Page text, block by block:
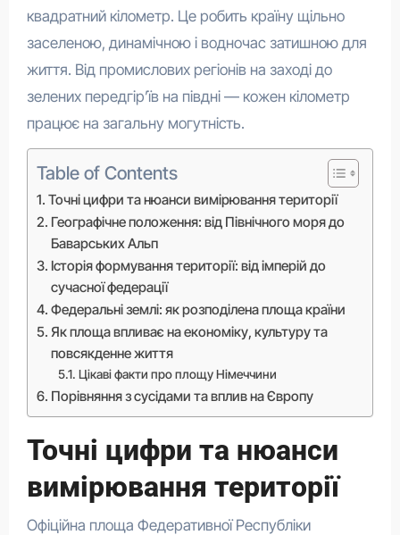
квадратний кілометр. Це робить країну щільно
заселеною, динамічною і водночас затишною для
життя. Від промислових регіонів на заході до
зелених передгір’їв на півдні — кожен кілометр
працює на загальну могутність.
Table of Contents
Точні цифри та нюанси вимірювання території
Географічне положення: від Північного моря до
Баварських Альп
Історія формування території: від імперій до
сучасної федерації
Федеральні землі: як розподілена площа країни
Як площа впливає на економіку, культуру та
повсякденне життя
Цікаві факти про площу Німеччини
Порівняння з сусідами та вплив на Європу
Точні цифри та нюанси
вимірювання території
Офіційна площа Федеративної Республіки